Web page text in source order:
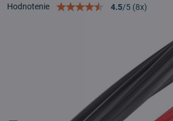
Hodnotenie 4.5/5 (8x)